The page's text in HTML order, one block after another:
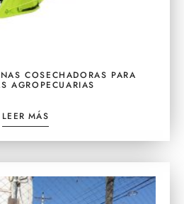
COSECHADORAS PARA
AGROPECUARIAS
LEER MÁS